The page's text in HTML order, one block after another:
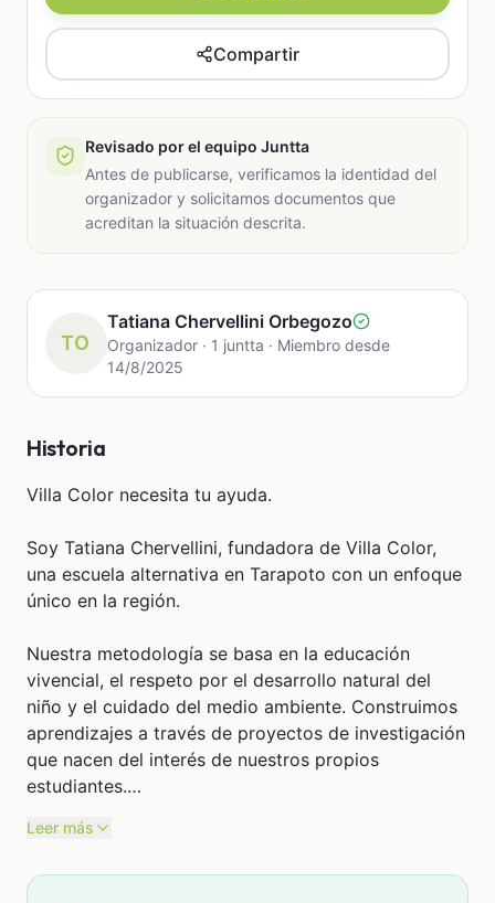
Compartir
Revisado por el equipo Juntta
Antes de publicarse, verificamos la identidad del
organizador y solicitamos documentos que
acreditan la situación descrita.
TO
Tatiana Chervellini Orbegozo
Organizador · 1 juntta · Miembro desde
14/8/2025
Historia
Villa Color necesita tu ayuda.
Soy Tatiana Chervellini, fundadora de Villa Color,
una escuela alternativa en Tarapoto con un enfoque
único en la región.
Nuestra metodología se basa en la educación
vivencial, el respeto por el desarrollo natural del
niño y el cuidado del medio ambiente. Construimos
aprendizajes a través de proyectos de investigación
que nacen del interés de nuestros propios
estudiantes.
Desde hace 3 años venimos acompañando a
niños aprenden jugando, explorando y conectando
Leer más